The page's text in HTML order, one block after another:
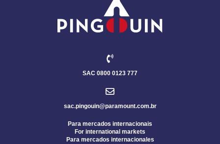
SAC 0800 0123 777
sac.pingouin@paramount.com.br
Para mercados internacionais
For international markets
Para mercados internacionales